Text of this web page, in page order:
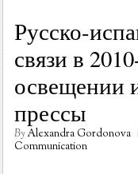
Русско-
связи в
освещении
прессы
By Alexandra Gordonova
Communication